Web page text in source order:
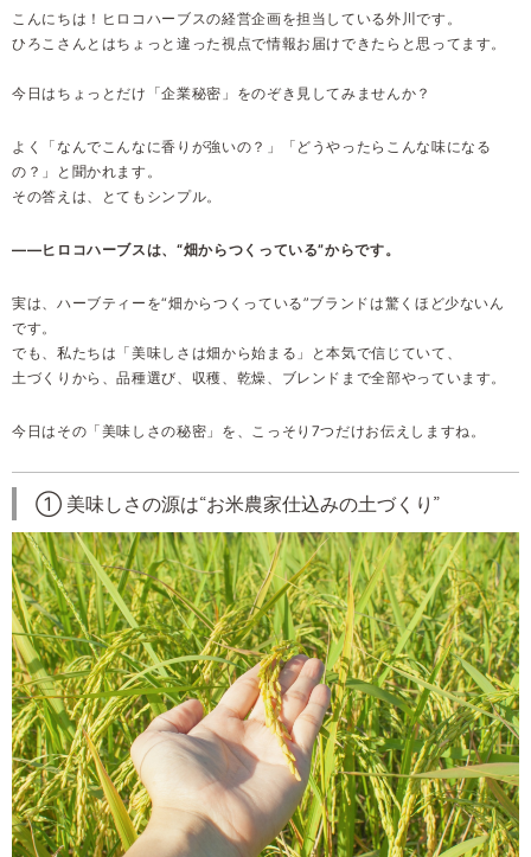
こんにちは！ヒロコハーブスの経営企画を担当している外川です。
ひろこさんとはちょっと違った視点で情報お届けできたらと思ってます。
今日はちょっとだけ「企業秘密」をのぞき見してみませんか？
よく「なんでこんなに香りが強いの？」「どうやったらこんな味になる
の？」と聞かれます。
その答えは、とてもシンプル。
――ヒロコハーブスは、“畑からつくっている”からです。
実は、ハーブティーを“畑からつくっている”ブランドは驚くほど少ないん
です。
でも、私たちは「美味しさは畑から始まる」と本気で信じていて、
土づくりから、品種選び、収穫、乾燥、ブレンドまで全部やっています。
今日はその「美味しさの秘密」を、こっそり7つだけお伝えしますね。
① 美味しさの源は“お米農家仕込みの土づくり”